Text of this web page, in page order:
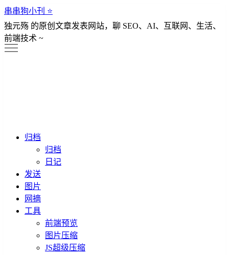
串串狗小刊 ⭐️
独元殇 的原创文章发表网站，聊 SEO、AI、互联网、生活、
前端技术 ~
归档
归档
日记
发送
图片
网摘
工具
前端预览
图片压缩
JS超级压缩